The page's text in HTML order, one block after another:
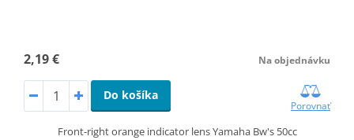
2,19 € Na objednávku
Do košíka
Porovnať
Front-right orange indicator lens Yamaha Bw's 50cc